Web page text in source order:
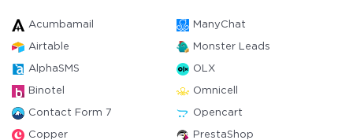
Acumbamail ManyChat
Airtable Monster Leads
AlphaSMS OLX
Binotel Omnicell
Contact Form 7 Opencart
Copper PrestaShop